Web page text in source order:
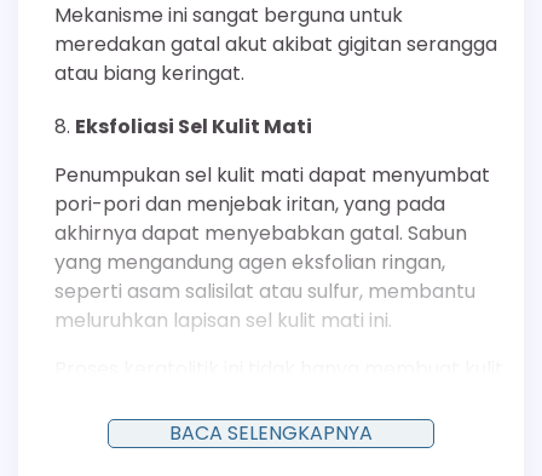
Mekanisme ini sangat berguna untuk
meredakan gatal akut akibat gigitan serangga
atau biang keringat.
Eksfoliasi Sel Kulit Mati
Penumpukan sel kulit mati dapat menyumbat
pori-pori dan menjebak iritan, yang pada
akhirnya dapat menyebabkan gatal. Sabun
yang mengandung agen eksfolian ringan,
seperti asam salisilat atau sulfur, membantu
meluruhkan lapisan sel kulit mati ini.
penetrasi bahan aktif lainnya, seperti
pelembap atau obat topikal.
BACA SELENGKAPNYA